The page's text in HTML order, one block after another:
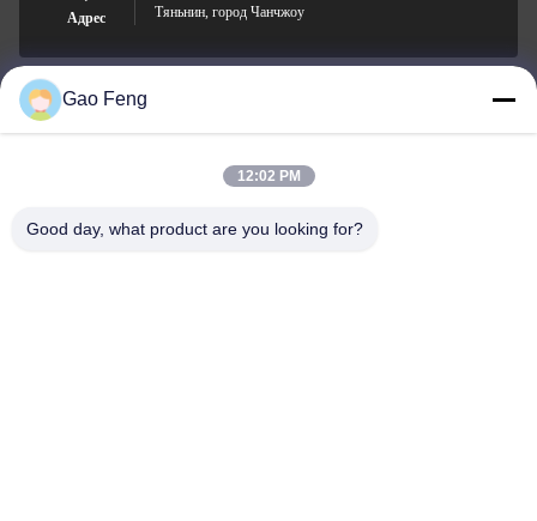
Адрес
Тяньнин, город Чанчжоу
suli@sulidry.com
Gao Feng
12:02 PM
Good day, what product are you looking for?